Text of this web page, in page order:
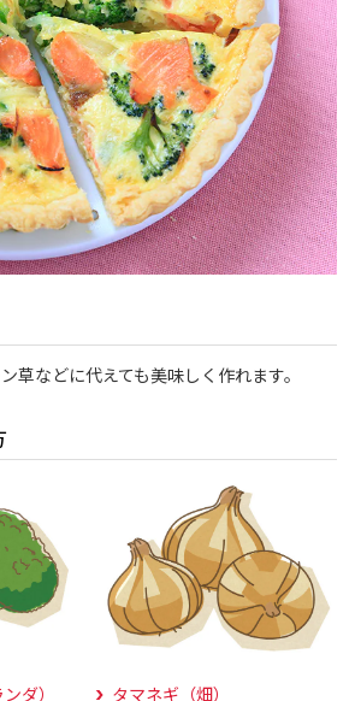
草などに代えても美味しく作れます。
ダ） タマネギ（畑）